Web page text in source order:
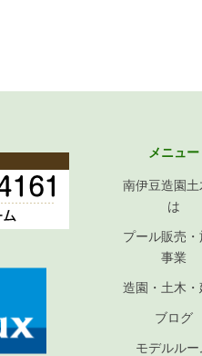
メニュー
南伊豆造園土
は
プール販売・
事業
造園・土木・
ブログ
モデルルー